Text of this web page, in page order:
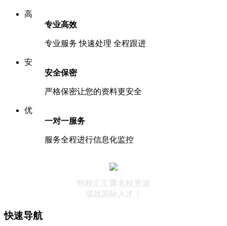
高
专业高效
专业服务 快速处理 全程跟进
安
安全保密
严格保密让您的资料更安全
优
一对一服务
服务全程进行信息化监控
明校汇汇聚名校资源
成就国际人才！
快速导航